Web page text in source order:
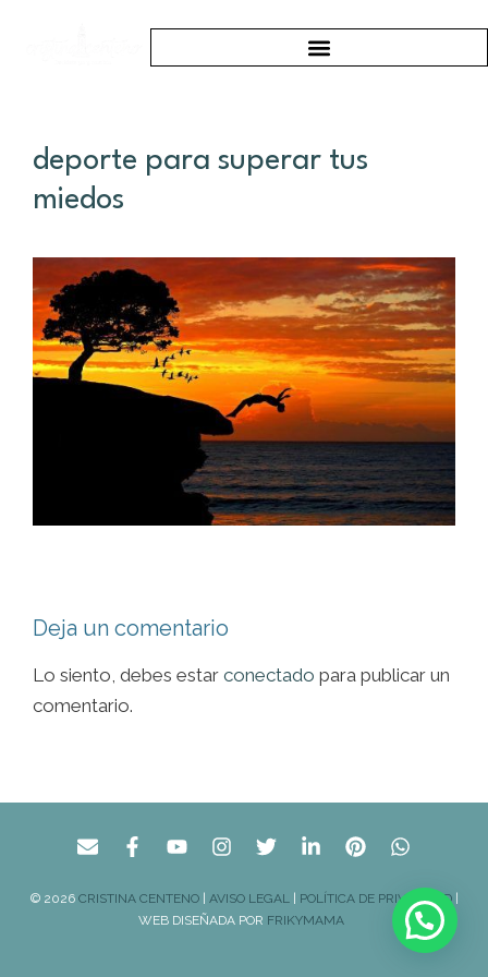
deporte para superar tus
miedos
Deja un comentario
Lo siento, debes estar conectado para publicar un
comentario.
© 2026 CRISTINA CENTENO| AVISO LEGAL| POLÍTICA DE PRIVACIDAD|
WEB DISEÑADA POR FRIKYMAMA